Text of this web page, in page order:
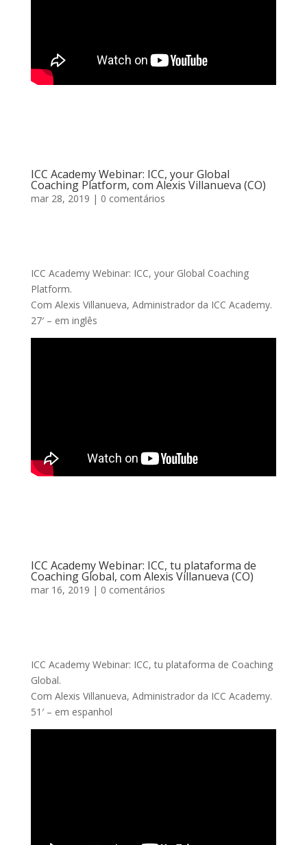
ICC Academy Webinar: ICC, your Global
Coaching Platform, com Alexis Villanueva (CO)
mar 28, 2019 | 0 comentários
ICC Academy Webinar: ICC, your Global Coaching
Platform.
Com Alexis Villanueva, Administrador da ICC Academy.
27′ – em inglês
ICC Academy Webinar: ICC, tu plataforma de
Coaching Global, com Alexis Villanueva (CO)
mar 16, 2019 | 0 comentários
ICC Academy Webinar: ICC, tu plataforma de Coaching
Global.
Com Alexis Villanueva, Administrador da ICC Academy.
51′ – em espanhol